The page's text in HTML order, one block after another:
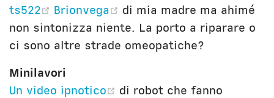
ts522
(opens new window)
Brionvega (opens new window)
di mia madre ma ahimé
non sintonizza niente. La porto a riparare o
ci sono altre strade omeopatiche?
Minilavori
Un video ipnotico
(opens new window)
di robot che fanno